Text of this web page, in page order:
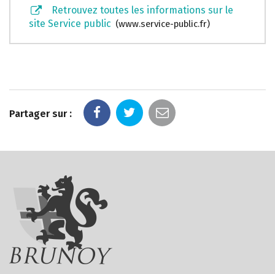
Retrouvez toutes les informations sur le
site Service public
www.service-public.fr
Partager sur :